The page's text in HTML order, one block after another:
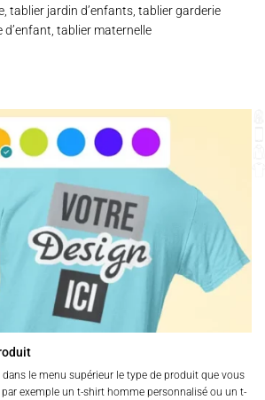
tablier jardin d’enfants, tablier garderie
d’enfant, tablier maternelle
dans le menu supérieur le type de produit que vous
exemple un t-shirt homme personnalisé ou un t-